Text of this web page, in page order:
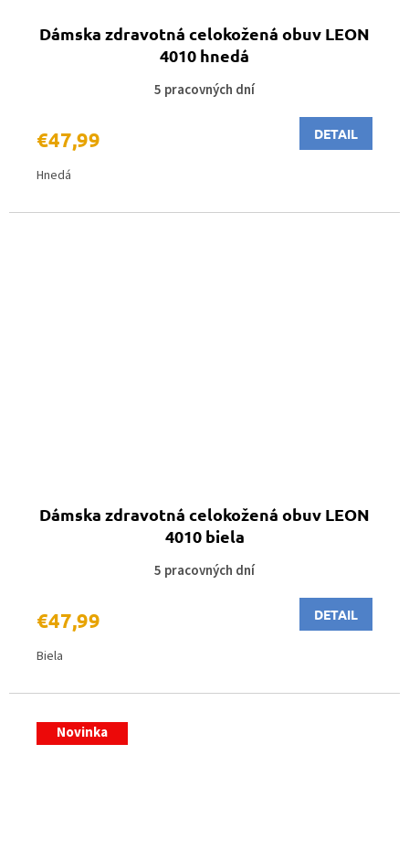
Dámska zdravotná celokožená obuv LEON
4010 hnedá
5 pracovných dní
€47,99 DETAIL
Hnedá
Dámska zdravotná celokožená obuv LEON
4010 biela
5 pracovných dní
€47,99 DETAIL
Biela
Novinka